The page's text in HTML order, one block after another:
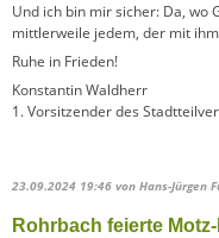
Und ich bin mir sicher: Da, wo
mittlerweile jedem, der mit
Ruhe in Frieden!
Konstantin Waldherr
1. Vorsitzender des
23.09.2024 19:46 von Hans-Jürgen
Rohrbach feierte